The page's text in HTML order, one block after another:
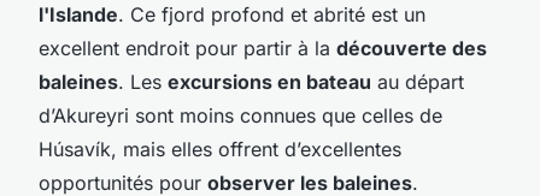
l'Islande. Ce fjord profond et abrité est un
excellent endroit pour partir à la découverte des
baleines. Les excursions en bateau au départ
d’Akureyri sont moins connues que celles de
Húsavík, mais elles offrent d’excellentes
opportunités pour observer les baleines.